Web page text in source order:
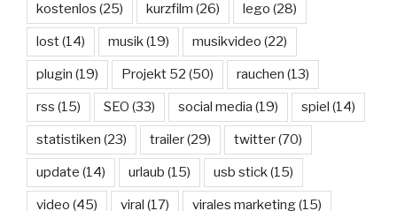
kostenlos (25) kurzfilm (26) lego (28)
lost(14) musik(19) musikvideo (22)
plugin (19) Projekt 52 (50) rauchen (13)
rss (15) SEO (33) social media (19) spiel (14)
statistiken (23) trailer(29) twitter(70)
update (14) urlaub (15) usb stick(15)
video (45) viral (17) virales marketing(15)